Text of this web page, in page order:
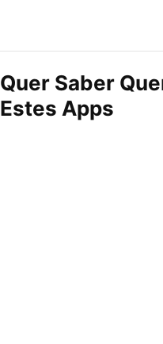
Quer Saber
Estes Apps